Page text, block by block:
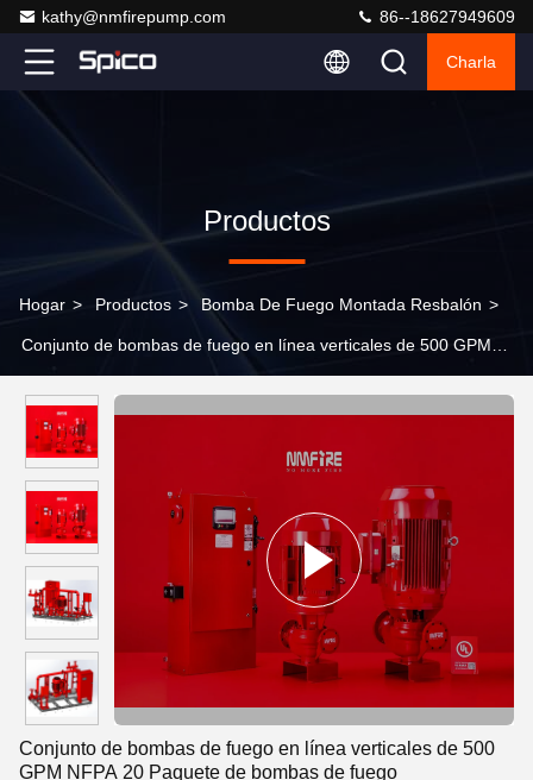
kathy@nmfirepump.com 86--18627949609
Charla
Productos
Hogar > Productos > Bomba De Fuego Montada Resbalón >
Conjunto de bombas de fuego en línea verticales de 500 GPM
Conjunto de bombas de fuego en línea verticales de 500
GPM NFPA 20 Paquete de bombas de fuego